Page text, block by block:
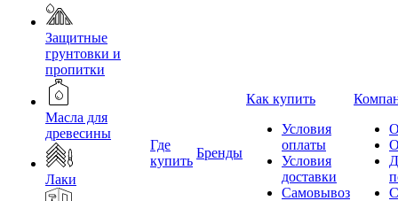
Защитные
грунтовки и
пропитки
Масла для
древесины
Лаки
Где
купить
Бренды
Как купить
Условия
оплаты
Условия
доставки
Самовывоз